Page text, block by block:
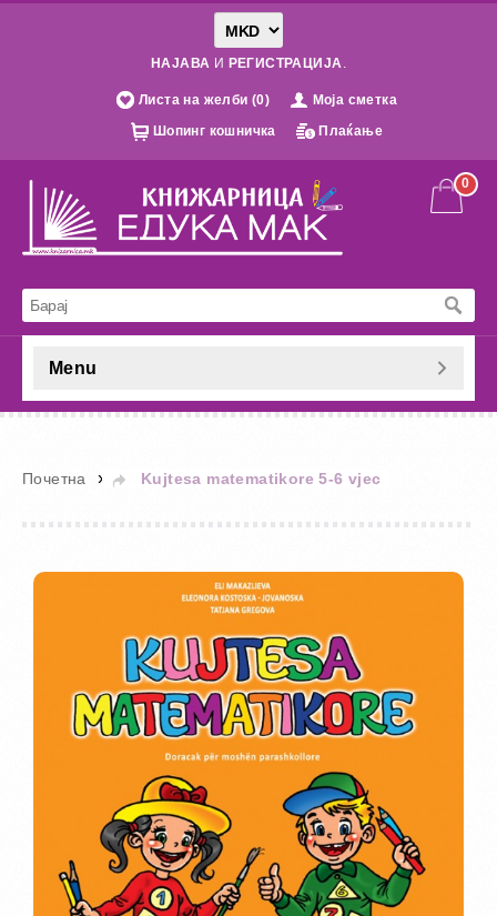
НАЈАВА И РЕГИСТРАЦИЈА.
Листа на желби (0)
Моја сметка
Шопинг кошничка
Плаќање
0
Menu
Почетна » Kujtesa matematikore 5-6 vjec